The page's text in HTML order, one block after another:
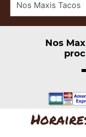
Nos